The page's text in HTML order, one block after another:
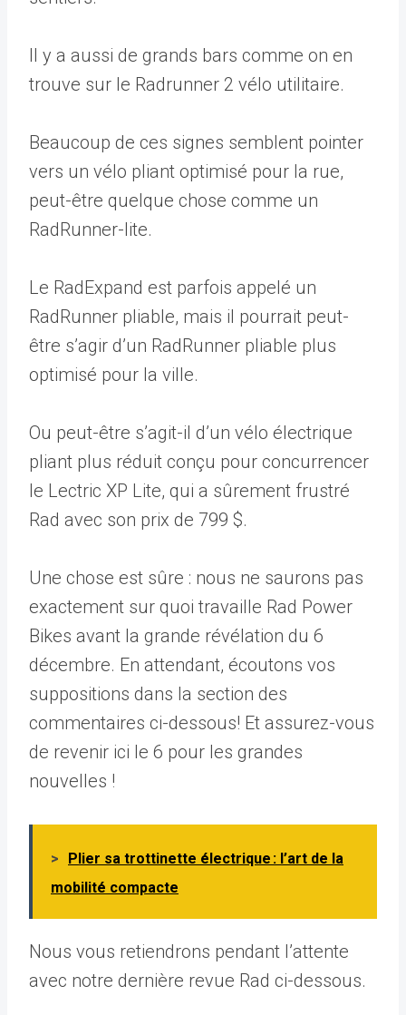
Il y a aussi de grands bars comme on en
trouve sur le Radrunner 2 vélo utilitaire.
Beaucoup de ces signes semblent pointer
vers un vélo pliant optimisé pour la rue,
peut-être quelque chose comme un
RadRunner-lite.
Le RadExpand est parfois appelé un
RadRunner pliable, mais il pourrait peut-
être s’agir d’un RadRunner pliable plus
optimisé pour la ville.
Ou peut-être s’agit-il d’un vélo électrique
pliant plus réduit conçu pour concurrencer
le Lectric XP Lite, qui a sûrement frustré
Rad avec son prix de 799 $.
Une chose est sûre : nous ne saurons pas
exactement sur quoi travaille Rad Power
Bikes avant la grande révélation du 6
décembre. En attendant, écoutons vos
suppositions dans la section des
commentaires ci-dessous! Et assurez-vous
de revenir ici le 6 pour les grandes
nouvelles !
>
Plier sa trottinette électrique : l’art de la
mobilité compacte
Nous vous retiendrons pendant l’attente
avec notre dernière revue Rad ci-dessous.